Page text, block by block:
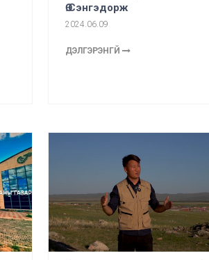
Ө.Сэнгэдорж
2024.06.09
ДЭЛГЭРЭНГҮЙ